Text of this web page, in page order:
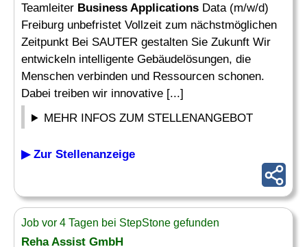
Teamleiter Business Applications Data (m/w/d)
Freiburg unbefristet Vollzeit zum nächstmöglichen
Zeitpunkt Bei SAUTER gestalten Sie Zukunft Wir
entwickeln intelligente Gebäudelösungen, die
Menschen verbinden und Ressourcen schonen.
Dabei treiben wir innovative [...]
MEHR INFOS ZUM STELLENANGEBOT
▶ Zur Stellenanzeige
Job vor 4 Tagen bei StepStone gefunden
Reha Assist GmbH